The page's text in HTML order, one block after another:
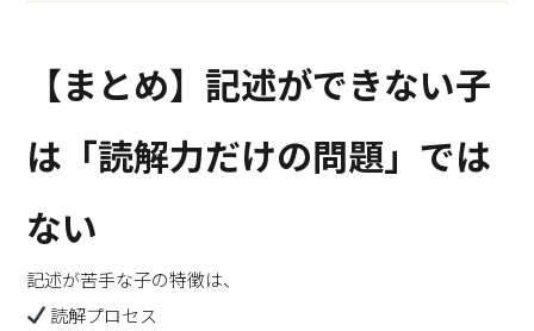
【まとめ】記述ができない子
は「読解力だけの問題」では
ない
記述が苦手な子の特徴は、
読解プロセス